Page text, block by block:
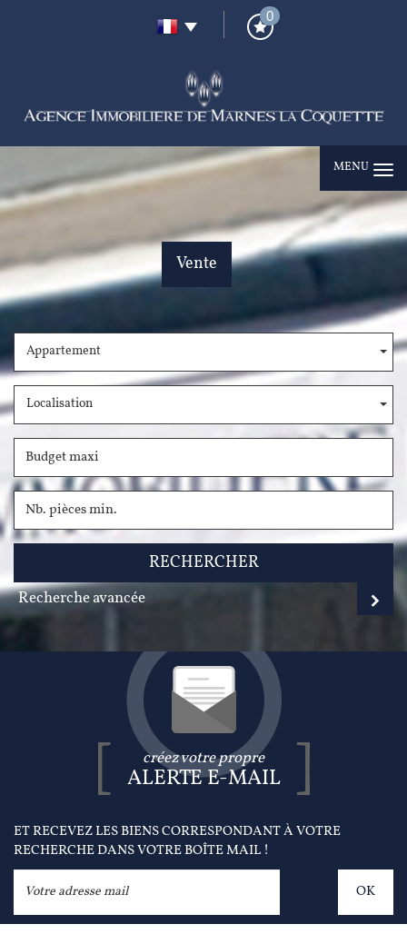
0
MENU
Vente
Appartement
Localisation
RECHERCHER
Recherche avancée
créez votre propre
ALERTE E-MAIL
ET RECEVEZ LES BIENS CORRESPONDANT À VOTRE
RECHERCHE DANS VOTRE BOÎTE MAIL !
OK